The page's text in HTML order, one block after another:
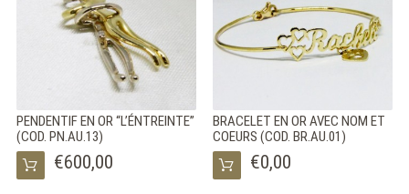
PENDENTIF EN OR “L’ÉNTREINTE”
(COD. PN.AU.13)
€600,00
BRACELET EN OR AVEC NOM ET
COEURS (COD. BR.AU.01)
€0,00